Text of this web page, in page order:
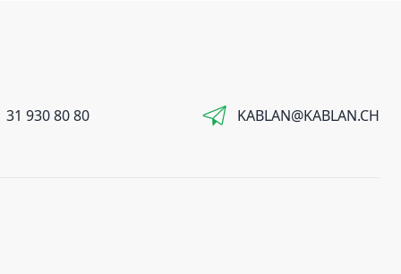
31 930 80 80 KABLAN@KABLAN.CH